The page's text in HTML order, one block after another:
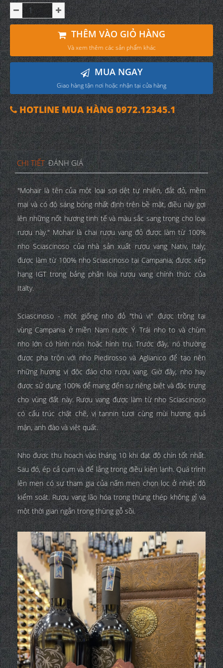
THÊM VÀO GIỎ HÀNG
Và xem thêm các sản phẩm khác
MUA NGAY
Giao hàng tận nơi hoặc nhận tại cửa hàng
HOTLINE MUA HÀNG 0972.12345.1
CHI TIẾT ĐÁNH GIÁ
"Mohair là tên của một loại sợi dệt tự nhiên, đắt đỏ, mềm
mại và có độ sáng bóng nhất định trên bề mặt, điều này gợi
lên những nốt hương tinh tế và màu sắc sang trọng cho loại
rượu này." Mohair là chai rượu vang đỏ được làm từ 100%
nho Sciascinoso của nhà sản xuất rượu vang Nativ, Italy;
được làm từ 100% nho Sciascinoso tại Campania; được xếp
hạng IGT trong bảng phân loại rượu vang chính thức của
Italty.
Sciascinoso - một giống nho đỏ "thú vị" được trồng tại
vùng Campania ở miền Nam nước Ý. Trái nho to và chùm
nho lớn có hình nón hoặc hình trụ. Trước đây, nó thường
được pha trộn với nho Piedirosso và Aglianico để tạo nên
những hương vị độc đáo cho rượu vang. Giờ đây, nho hay
được sử dụng 100% để mang đến sự riêng biệt và đặc trưng
cho vùng đất này. Rượu vang được làm từ nho Sciascinoso
có cấu trúc chặt chẽ, vị tannin tươi cùng mùi hương quả
mận, anh đào và việt quất.
Nho được thu hoạch vào tháng 10 khi đạt độ chín tốt nhất.
Sau đó, ép cả cụm và để lắng trong điều kiện lạnh. Quá trình
lên men có sự tham gia của nấm men chọn lọc ở nhiệt đô
kiểm soát. Rượu vang lão hóa trong thùng thép không gỉ và
một thời gian ngắn trong thùng gỗ sồi.